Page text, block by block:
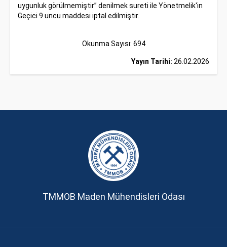
uygunluk görülmemiştir” denilmek sureti ile Yönetmelik'in
Geçici 9 uncu maddesi iptal edilmiştir.
Okunma Sayısı: 694
Yayın Tarihi: 26.02.2026
TMMOB Maden Mühendisleri Odası